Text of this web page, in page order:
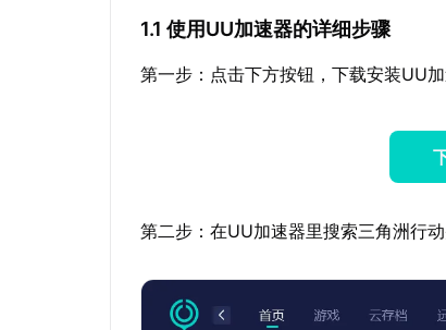
1.1 使用UU加速器的详细步骤
第一步：点击下方按钮，下载安装UU
第二步：在UU加速器里搜索三角洲行